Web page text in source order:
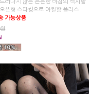
러나지 않는 은은한 비침의 섹시함
픈형 스타킹으로 아찔함 플러스
가능상품